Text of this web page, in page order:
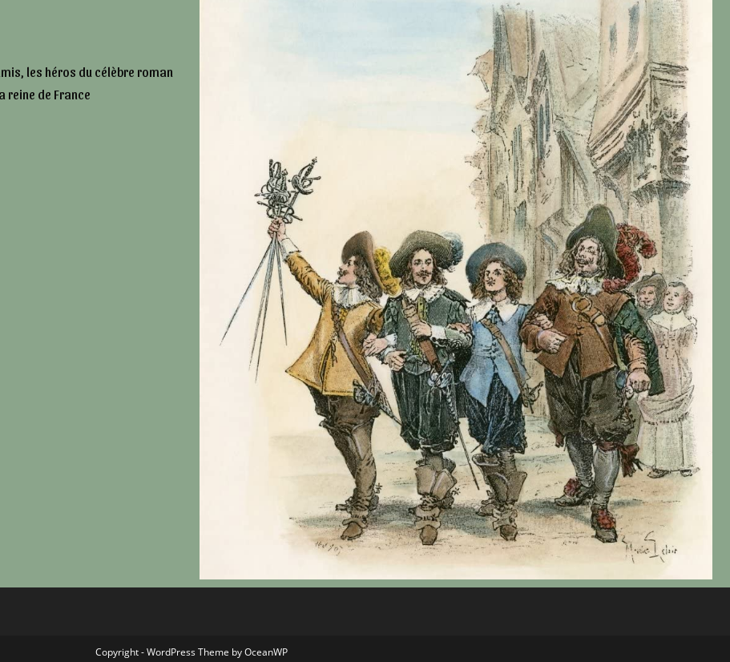
les héros du célèbre roman
reine de France
Copyright - WordPress Theme by OceanWP